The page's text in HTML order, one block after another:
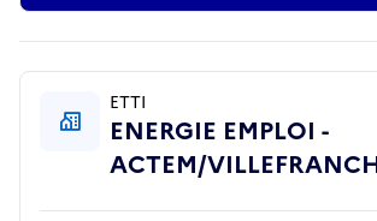
ETTI
ENERGIE EMPLOI -
ACTEM/